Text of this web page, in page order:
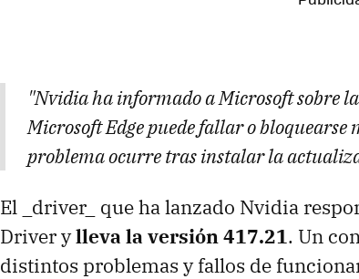
"Nvidia ha informado a Microsoft sobre
Microsoft Edge puede fallar o bloquearse
problema ocurre tras instalar la
El _driver_ que ha lanzado Nvidia
Driver ylleva la versión 417.21. Un
distintos problemas y fallos de